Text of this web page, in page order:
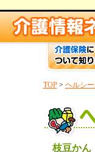
TOP> ヘルシ
枝豆かん